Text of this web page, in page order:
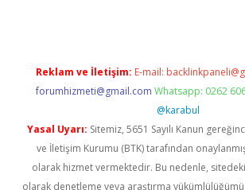
Reklam ve İletişim: E-mail:
forumhizmeti@gmail.com Whatsapp: 0262
@karabul
Yasal Uyarı: Sitemiz, 5651 Sayılı Kanun
ve İletişim Kurumu (BTK) tarafından
olarak hizmet vermektedir. Bu nedenle,
olarak denetleme veya araştırma